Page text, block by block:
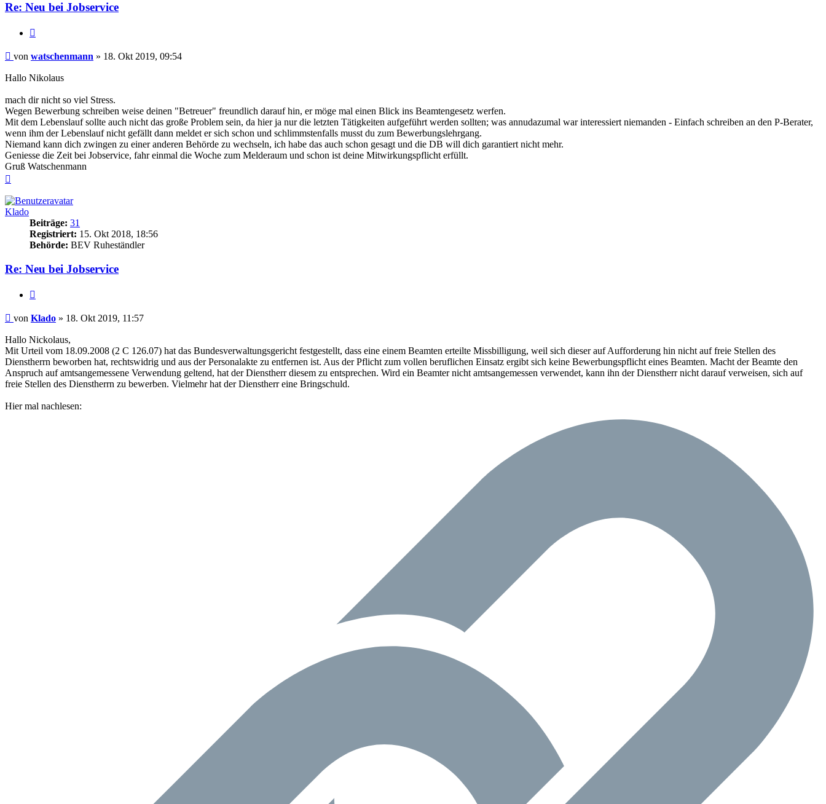
Re: Neu bei Jobservice
Beitrag
von watschenmann » 18. Okt 2019, 09:54
Hallo Nikolaus
mach dir nicht so viel Stress.
Wegen Bewerbung schreiben weise deinen "Betreuer" freundlich darauf hin, er möge mal einen Blick ins Beamtengesetz werfen.
Mit dem Lebenslauf sollte auch nicht das große Problem sein, da hier ja nur die letzten Tätigkeiten aufgeführt werden sollten; was annudazumal war interessiert niemanden - Einfach schreiben an den P-Berater,
wenn ihm der Lebenslauf nicht gefällt dann meldet er sich schon und schlimmstenfalls musst du zum Bewerbungslehrgang.
Niemand kann dich zwingen zu einer anderen Behörde zu wechseln, ich habe das auch schon gesagt und die DB will dich garantiert nicht mehr.
Geniesse die Zeit bei Jobservice, fahr einmal die Woche zum Melderaum und schon ist deine Mitwirkungspflicht erfüllt.
Gruß Watschenmann
Klado
Beiträge: 31
Registriert: 15. Okt 2018, 18:56
Behörde: BEV Ruheständler
Re: Neu bei Jobservice
Beitrag
von Klado » 18. Okt 2019, 11:57
Hallo Nickolaus,
Mit Urteil vom 18.09.2008 (2 C 126.07) hat das Bundesverwaltungsgericht festgestellt, dass eine einem Beamten erteilte Missbilligung, weil sich dieser auf Aufforderung hin nicht auf freie Stellen des
Dienstherrn beworben hat, rechtswidrig und aus der Personalakte zu entfernen ist. Aus der Pflicht zum vollen beruflichen Einsatz ergibt sich keine Bewerbungspflicht eines Beamten. Macht der Beamte den
Anspruch auf amtsangemessene Verwendung geltend, hat der Dienstherr diesem zu entsprechen. Wird ein Beamter nicht amtsangemessen verwendet, kann ihn der Dienstherr nicht darauf verweisen, sich auf
freie Stellen des Dienstherrn zu bewerben. Vielmehr hat der Dienstherr eine Bringschuld.
Hier mal nachlesen: